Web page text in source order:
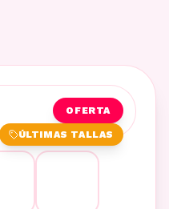
OFERTA
ÚLTIMAS TALLAS